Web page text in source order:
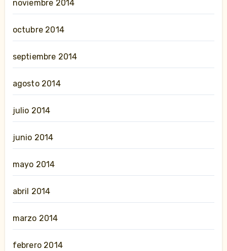
noviembre 2014
octubre 2014
septiembre 2014
agosto 2014
julio 2014
junio 2014
mayo 2014
abril 2014
marzo 2014
febrero 2014